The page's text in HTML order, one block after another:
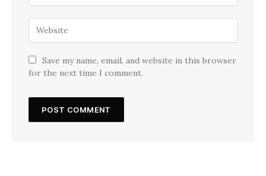
Save my name, email, and website in this browser
for the next time I comment.